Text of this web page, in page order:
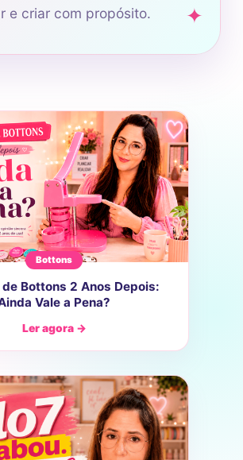
e criar com propósito.
Bottons
Bottons 2 Anos Depois:
Vale a Pena?
Ler agora →